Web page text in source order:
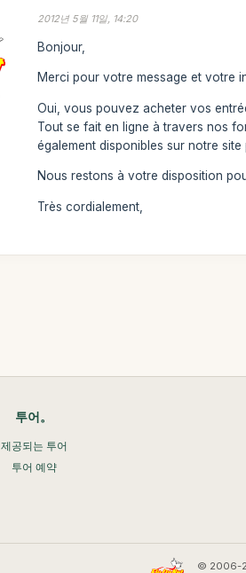
2012년 5월 11일, 14:20
Bonjour,
Merci pour votre message et votre
Oui, vous pouvez acheter vos
Tout se fait en ligne à travers nos
également disponibles sur notre
Nous restons à votre disposition
Très cordialement,
투어。
제공되는 투어
투어 예약
© 2006-